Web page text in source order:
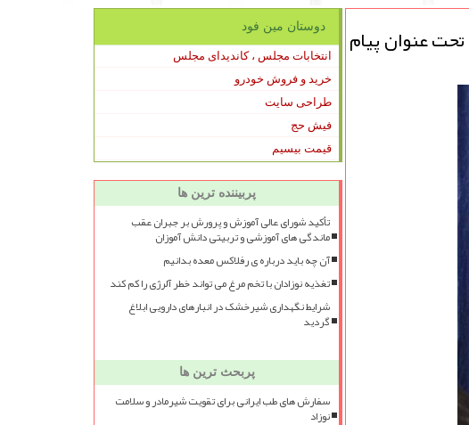
عنوان پیام دوستان مین فود
انتخابات مجلس ، کاندیدای مجلس
خرید و فروش خودرو
طراحی سایت
فیش حج
قیمت بیسیم
پربیننده ترین ها
تأکید شورای عالی آموزش و پرورش بر جبران عقب
ماندگی های آموزشی و تربیتی دانش آموزان
آن چه باید درباره ی رفلاکس معده بدانیم
تغذیه نوزادان با تخم مرغ می تواند خطر آلرژی را کم کند
شرایط نگهداری شیرخشک در انبارهای دارویی ابلاغ
گردید
پربحث ترین ها
سفارش های طب ایرانی برای تقویت شیرمادر و سلامت
نوزاد